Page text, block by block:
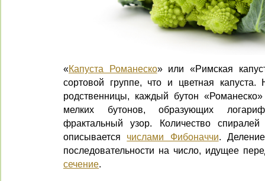
«Капуста Романеско» или «Римская
сортовой группе, что и цветная
родственницы, каждый бутон
мелких бутонов, образующих
фрактальный узор. Количество
описывается числами Фибоначчи.
последовательности на число, идущее
сечение.